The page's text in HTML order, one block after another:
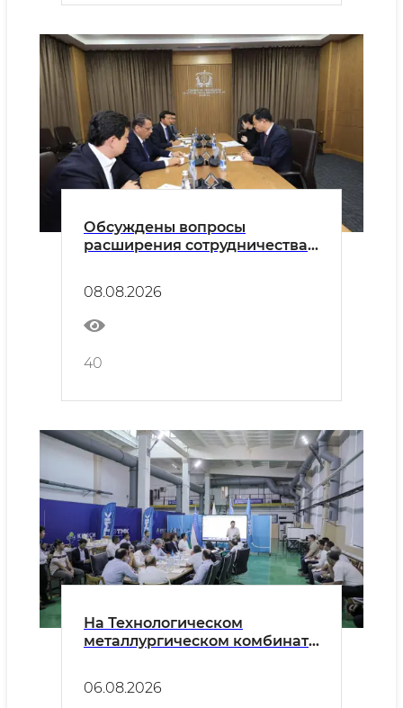
Обсуждены вопросы
расширения сотрудничества
образования
08.08.2026
40
На Технологическом
металлургическом комбинате
образования и производства
06.08.2026